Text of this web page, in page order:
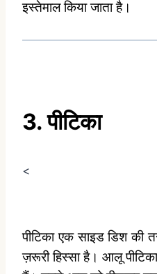
इस्तेमाल किया जाता है।
3. पीटिका
<
पीटिका एक साइड डिश की
ज़रूरी हिस्सा है। आलू